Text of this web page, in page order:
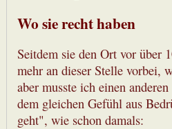
Wo sie recht haben
Seitdem sie den Ort vor über
mehr an dieser Stelle vorbei,
aber musste ich einen
dem gleichen Gefühl aus
geht", wie schon damals: